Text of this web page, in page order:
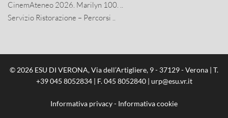
CinemAteneo 2026. Marilyn 100. ..
Servizio Ristorazione – Percorsi ..
© 2026 ESU DI VERONA, Via dell’Artigliere, 9 - 37129 - Verona | T.
+39 045 8052834| F. 045 8052840 | urp@esu.vr.it
Informativa privacy- Informativa cookie